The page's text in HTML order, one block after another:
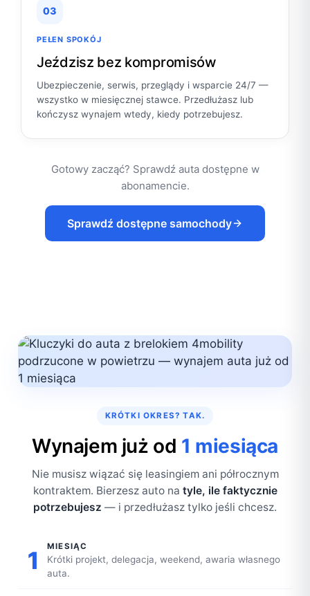
03
PEŁEN SPOKÓJ
Jeździsz bez kompromisów
Ubezpieczenie, serwis, przeglądy i wsparcie 24/7 —
wszystko w miesięcznej stawce. Przedłużasz lub
kończysz wynajem wtedy, kiedy potrzebujesz.
Gotowy zacząć? Sprawdź auta dostępne w
abonamencie.
Sprawdź dostępne samochody
KRÓTKI OKRES? TAK.
Wynajem już od 1 miesiąca
Nie musisz wiązać się leasingiem ani półrocznym
kontraktem. Bierzesz auto na tyle, ile faktycznie
potrzebujesz — i przedłużasz tylko jeśli chcesz.
1 MIESIĄC
Krótki projekt, delegacja, weekend, awaria własnego
auta.